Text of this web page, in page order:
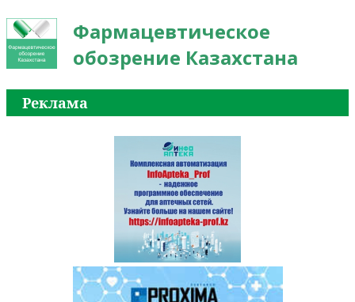
Фармацевтическое
обозрение Казахстана
Реклама